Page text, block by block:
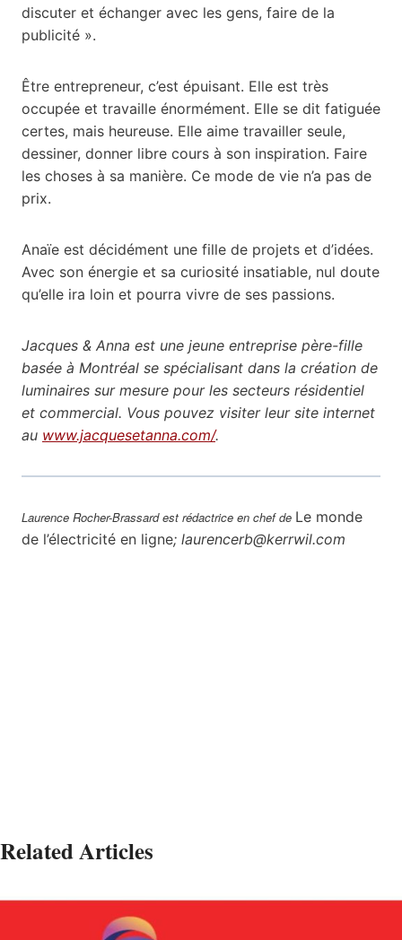
discuter et échanger avec les gens, faire de la
publicité ».
Être entrepreneur, c’est épuisant. Elle est très
occupée et travaille énormément. Elle se dit fatiguée
certes, mais heureuse. Elle aime travailler seule,
dessiner, donner libre cours à son inspiration. Faire
les choses à sa manière. Ce mode de vie n’a pas de
prix.
Anaïe est décidément une fille de projets et d’idées.
Avec son énergie et sa curiosité insatiable, nul doute
qu’elle ira loin et pourra vivre de ses passions.
Jacques & Anna est une jeune entreprise père-fille
basée à Montréal se spécialisant dans la création de
luminaires sur mesure pour les secteurs résidentiel
et commercial. Vous pouvez visiter leur site internet
au www.jacquesetanna.com/.
Laurence Rocher-Brassard est rédactrice en chef de Le monde
de l’électricité en ligne; laurencerb@kerrwil.com
Related Articles